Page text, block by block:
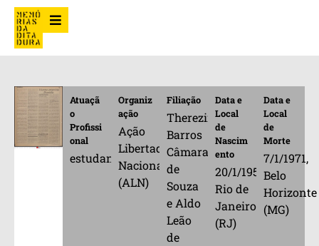
Atuaçã
o
Profissi
onal
estudante
Organiz
ação
Ação
Libertadora
Nacional
(ALN)
Filiação
Therezinha
Barros
Câmara
de
Souza
e Aldo
Leão
de
Data e
Local
de
Nascim
ento
20/1/1951,
Rio de
Janeiro
(RJ)
Data e
Local
de
Morte
7/1/1971,
Belo
Horizonte
(MG)